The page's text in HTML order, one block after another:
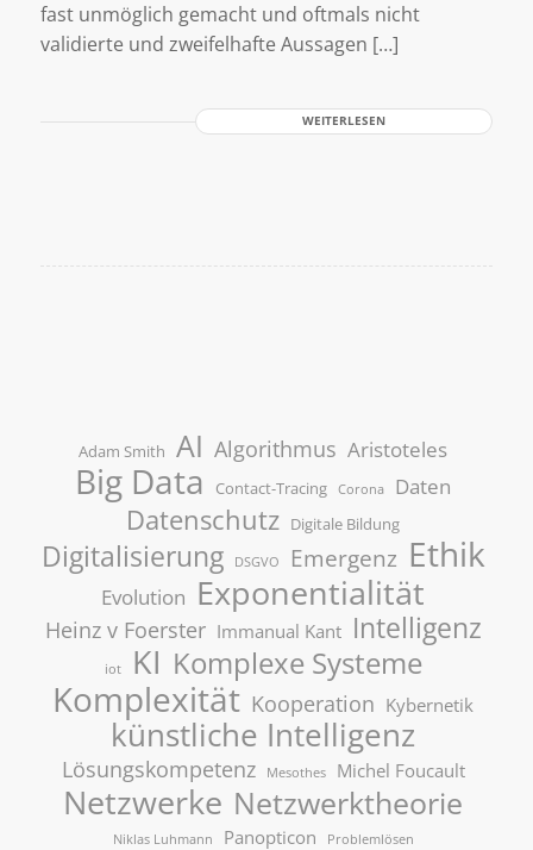
fast unmöglich gemacht und oftmals nicht
validierte und zweifelhafte Aussagen […]
WEITERLESEN
Adam Smith AI Algorithmus Aristoteles
Big Data Contact-Tracing Corona Daten
Datenschutz Digitale Bildung
Digitalisierung DSGVO Emergenz Ethik
Evolution Exponentialität
Heinz v Foerster Immanual Kant Intelligenz
iot KI Komplexe Systeme
Komplexität Kooperation Kybernetik
künstliche Intelligenz
Lösungskompetenz Mesothes Michel Foucault
Netzwerke Netzwerktheorie
Niklas Luhmann Panopticon Problemlösen